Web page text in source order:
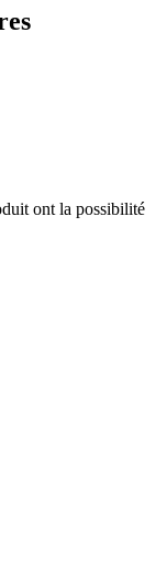
ont la possibilité